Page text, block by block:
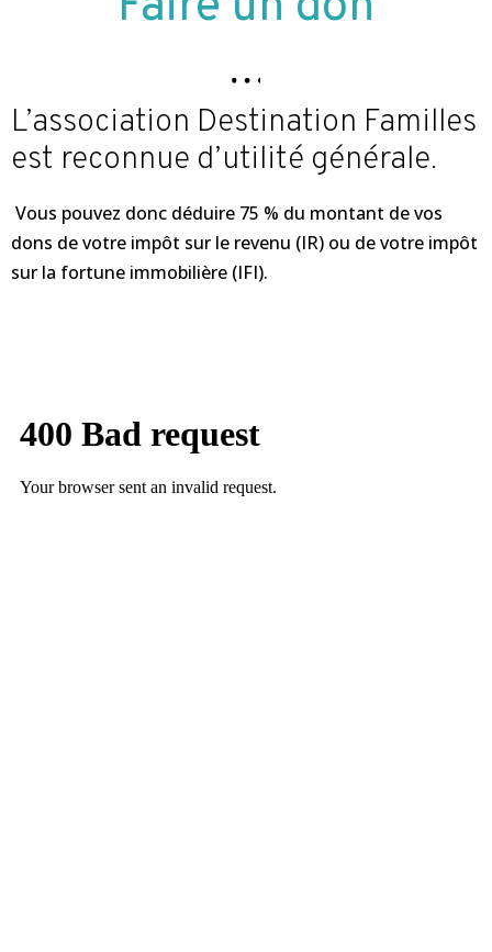
L’association Destination Familles
est reconnue d’utilité générale.
Vous pouvez donc déduire 75 % du montant de vos
dons de votre impôt sur le revenu (IR) ou de votre impôt
sur la fortune immobilière (IFI).